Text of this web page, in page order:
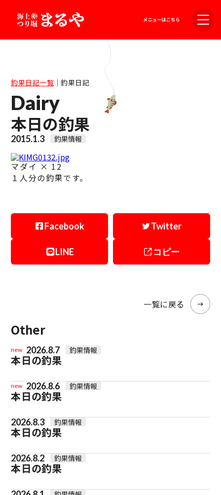
釣果日記一覧｜釣果日記
Dairy
本日の釣果
2015.1.3 釣果情報
マダイ × 12
１人分の釣果です。
Facebook Twitter
LINE コピー
一覧に戻る
Other
new 2026.8.7 釣果情報
本日の釣果
new 2026.8.6 釣果情報
本日の釣果
2026.8.3 釣果情報
本日の釣果
2026.8.2 釣果情報
本日の釣果